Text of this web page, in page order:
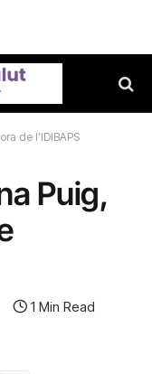
de l’IDIBAPS
Puig,
1 Min Read